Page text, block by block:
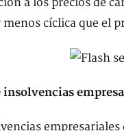
a los precios de
menos cíclica que el
insolvencias